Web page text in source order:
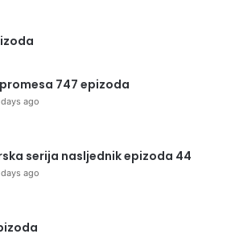
747 epizoda
ago
serija nasljednik epizoda 44
ago